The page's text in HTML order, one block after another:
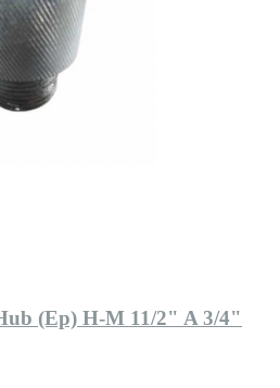
(Ep) H-M 11/2" A 3/4"